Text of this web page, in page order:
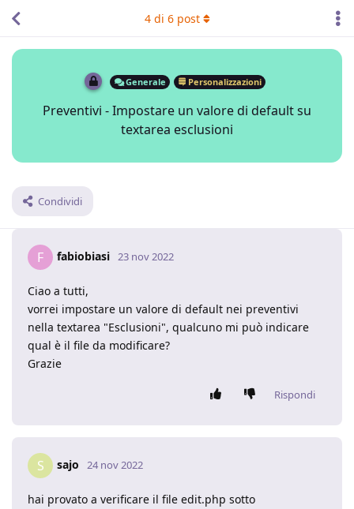
Generale Personalizzazioni
Preventivi - Impostare un valore di default su
textarea esclusioni
Condividi
4di 6post
F fabiobiasi 23 nov 2022
Ciao a tutti,
vorrei impostare un valore di default nei preventivi
nella textarea "Esclusioni", qualcuno mi può indicare
qual è il file da modificare?
Grazie
Rispondi
S sajo 24 nov 2022
hai provato a verificare il file edit.php sotto